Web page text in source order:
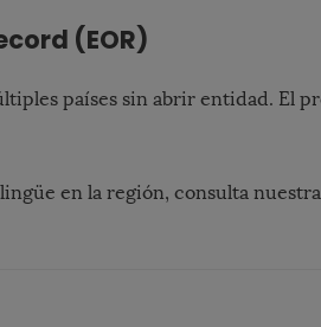
(EOR)
países sin abrir entidad. El
en la región, consulta